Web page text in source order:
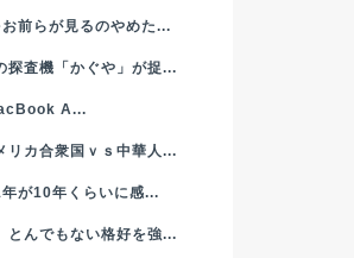
前らが見るのやめた...
探査機「かぐや」が捉...
A...
リカ合衆国ｖｓ中華人...
が10年くらいに感...
とんでもない格好を強...